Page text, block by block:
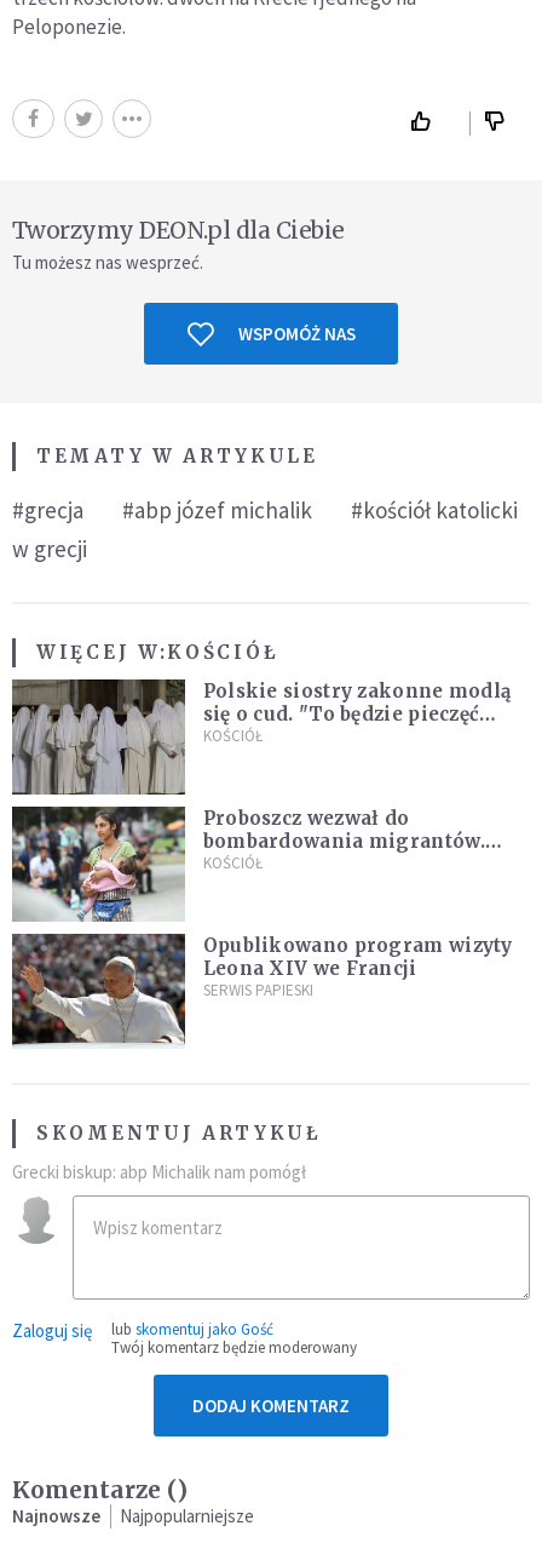
Peloponezie.
Tworzymy DEON.pl dla Ciebie
Tu możesz nas wesprzeć.
WSPOMÓŻ NAS
TEMATY W ARTYKULE
#grecja #abp józef michalik
#kościół katolicki
w grecji
WIĘCEJ W:KOŚCIÓŁ
Polskie siostry zakonne modlą
się o cud. "To będzie pieczęć
Pana Boga dla naszej wiary"
KOŚCIÓŁ
Proboszcz wezwał do
bombardowania migrantów.
"Masowy ogień przeciwko
KOŚCIÓŁ
Opublikowano program wizyty
Leona XIV we Francji
SERWIS PAPIESKI
SKOMENTUJ ARTYKUŁ
Grecki biskup: abp Michalik nam pomógł
Zaloguj się lub skomentuj jako Gość
Twój komentarz będzie moderowany
DODAJ KOMENTARZ
Komentarze ()
Najnowsze Najpopularniejsze